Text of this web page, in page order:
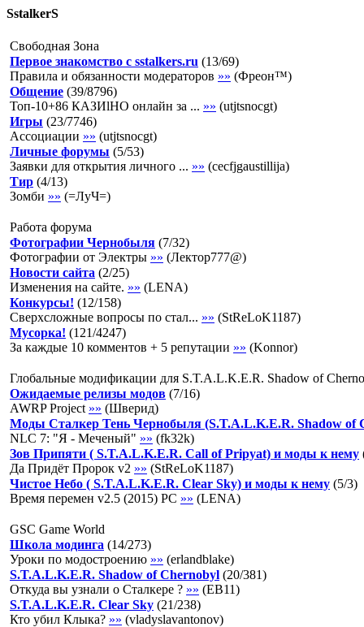
SstalkerS
Свободная Зона
Первое знакомство с sstalkers.ru (13/69)
Правила и обязанности модераторов »» (Фреон™)
Общение (39/8796)
Топ-10+86 КАЗИlНО онлайн за ... »» (utjtsnocgt)
Игры (23/7746)
Ассоциации »» (utjtsnocgt)
Личные форумы (5/53)
Заявки для открытия личного ... »» (cecfjgaustillija)
Тир (4/13)
Зомби »» (=ЛуЧ=)
Работа форума
Фотографии Чернобыля (7/32)
Фотографии от Электры »» (Лектор777@)
Новости сайта (2/25)
Изменения на сайте. »» (LENA)
Конкурсы! (12/158)
Сверхсложные вопросы по стал... »» (StReLoK1187)
Мусорка! (121/4247)
За каждые 10 комментов + 5 репутации »» (Konnor)
Глобальные модификации для S.T.A.L.K.E.R. Shadow of
Ожидаемые релизы модов (7/16)
AWRP Project »» (Шверид)
Моды Сталкер Тень Чернобыля (S.T.A.L.K.E.R. Shadow of
NLC 7: "Я - Меченый" »» (fk32k)
Зов Припяти ( S.T.A.L.K.E.R. Call of Pripyat) и моды к нему
Да Придёт Пророк v2 »» (StReLoK1187)
Чистое Небо ( S.T.A.L.K.E.R. Clear Sky) и моды к нему (5/3)
Время перемен v2.5 (2015) PC »» (LENA)
GSC Game World
Школа модинга (14/273)
Уроки по модостроению »» (erlandblake)
S.T.A.L.K.E.R. Shadow of Chernobyl (20/381)
Откуда вы узнали о Сталкере ? »» (EB11)
S.T.A.L.K.E.R. Clear Sky (21/238)
Кто убил Клыка? »» (vladyslavantonov)